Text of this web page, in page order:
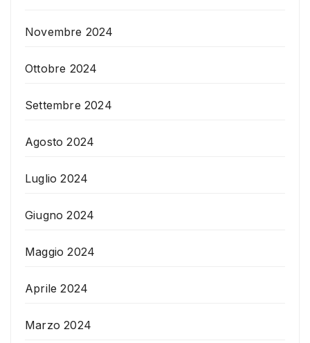
Novembre 2024
Ottobre 2024
Settembre 2024
Agosto 2024
Luglio 2024
Giugno 2024
Maggio 2024
Aprile 2024
Marzo 2024